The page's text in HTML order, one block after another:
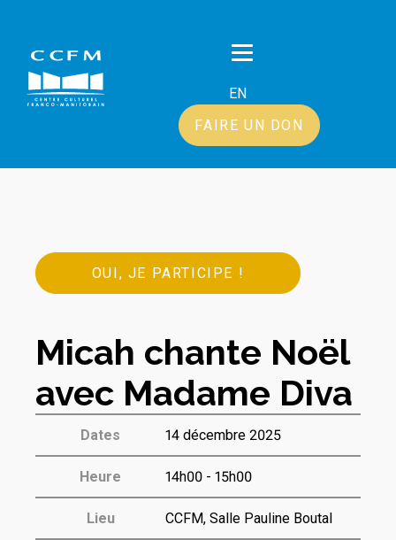
EN
FAIRE UN DON
OUI, JE PARTICIPE !
Micah chante Noël
avec Madame Diva
Dates 14 décembre 2025
Heure 14h00 - 15h00
Lieu CCFM, Salle Pauline Boutal